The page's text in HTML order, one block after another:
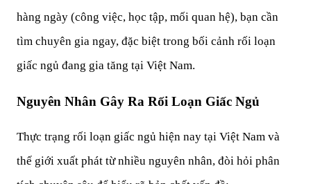
hàng ngày (công việc, học tập, mối quan hệ), bạn cần
tìm chuyên gia ngay, đặc biệt trong bối cảnh rối loạn
giấc ngủ đang gia tăng tại Việt Nam.
Nguyên Nhân Gây Ra Rối Loạn Giấc Ngủ
Thực trạng rối loạn giấc ngủ hiện nay tại Việt Nam và
thế giới xuất phát từ nhiều nguyên nhân, đòi hỏi phân